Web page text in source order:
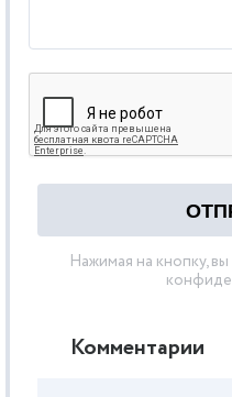
Нажимая на кнопку,
Комментарии